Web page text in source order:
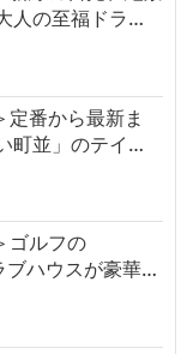
人の至福ドラ…
定番から最新ま
町並」のテイ…
ゴルフの
ブハウスが豪華…